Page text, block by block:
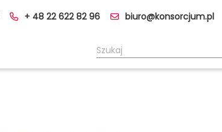
+ 48 22 622 82 96 biuro@konsorcjum.pl